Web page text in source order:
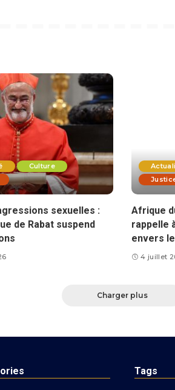
Culture
sexuelles :
de Rabat suspend
Afrique
rappelle
envers
4 juillet
Charger plus
Tags